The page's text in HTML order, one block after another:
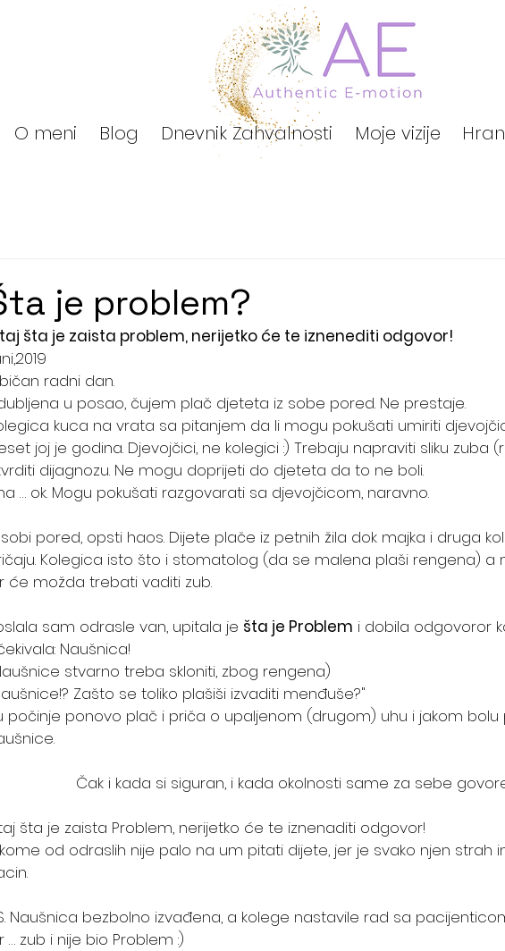
O meni Blog Dnevnik Zahvalnosti Moje vizije
je problem?
šta je zaista problem, nerijetko će te iznenediti odgovor!
radni dan.
u posao, čujem plač djeteta iz sobe pored. Ne prestaje.
kuca na vrata sa pitanjem da li mogu pokušati umiriti
joj je godina. Djevojčici, ne kolegici :) Trebaju napraviti sliku zuba
dijagnozu. Ne mogu doprijeti do djeteta da to ne boli.
… ok. Mogu pokušati razgovarati sa djevojčicom, naravno.
pored, opsti haos. Dijete plače iz petnih žila dok majka i druga
Kolegica isto što i stomatolog (da se malena plaši rengena) a
će možda trebati vaditi zub.
sam odrasle van, upitala je šta je Problem i dobila odgovoror
Naušnica!
stvarno treba skloniti, zbog rengena)
Zašto se toliko plašiši izvaditi menđuše?"
počinje ponovo plač i priča o upaljenom (drugom) uhu i jakom bolu
Čak i kada si siguran, i kada okolnosti same za sebe
šta je zaista Problem, nerijetko će te iznenaditi odgovor!
od odraslih nije palo na um pitati dijete, jer je svako njen strah
Naušnica bezbolno izvađena, a kolege nastavile rad sa
… zub i nije bio Problem :)